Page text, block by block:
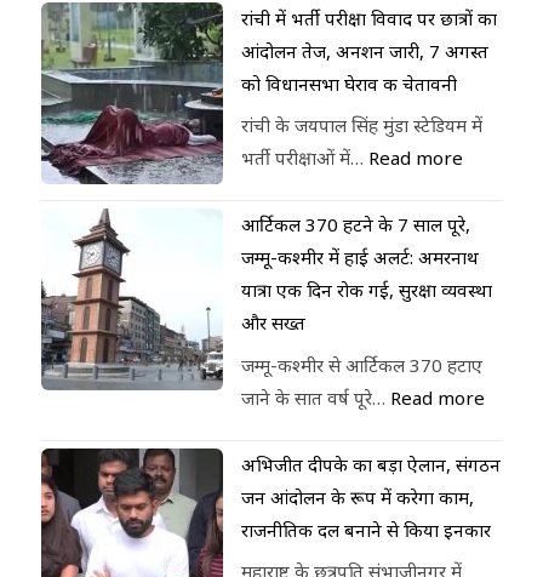
रांची में भर्ती परीक्षा विवाद पर छात्रों का
आंदोलन तेज, अनशन जारी, 7 अगस्त
को विधानसभा घेराव की चेतावनी
रांची के जयपाल सिंह मुंडा स्टेडियम में
भर्ती परीक्षाओं में… Read more
आर्टिकल 370 हटने के 7 साल पूरे,
जम्मू-कश्मीर में हाई अलर्ट: अमरनाथ
यात्रा एक दिन रोकी गई, सुरक्षा व्यवस्था
और सख्त
जम्मू-कश्मीर से आर्टिकल 370 हटाए
जाने के सात वर्ष पूरे… Read more
अभिजीत दीपके का बड़ा ऐलान, संगठन
जन आंदोलन के रूप में करेगा काम,
राजनीतिक दल बनाने से किया इनकार
महाराष्ट्र के छत्रपति संभाजीनगर में